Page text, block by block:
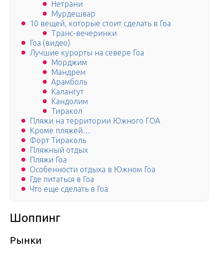
Нетрани
Мурдешвар
10 вещей, которые стоит сделать в Гоа
Транс-вечеринки
Гоа (видео)
Лучшие курорты на севере Гоа
Морджим
Мандрем
Арамболь
Калангут
Кандолим
Тиракол
Пляжи на территории Южного ГОА
Кроме пляжей…
Форт Тираколь
Пляжный отдых
Пляжи Гоа
Особенности отдыха в Южном Гоа
Где питаться в Гоа
Что еще сделать в Гоа
Шоппинг
Рынки